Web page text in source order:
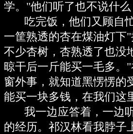
学。"他们听了也不说什
吃完饭，他们又顾自忙
一筐熟透的杏在煤油灯下
不少杏树，杏熟透了也没
晾干后一斤能买一毛多。
窗外事，就知道黑愣愣的
能买一块多钱，在我们这
我一边应答着，一边听
的经历。祁汉林看我脖子